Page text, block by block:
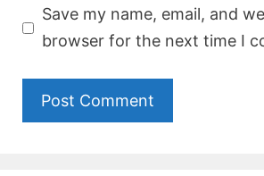
Save my name, email, and
browser for the next time I